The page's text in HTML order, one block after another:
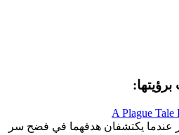
عندما يكتشفان هدفهما في فضح سر